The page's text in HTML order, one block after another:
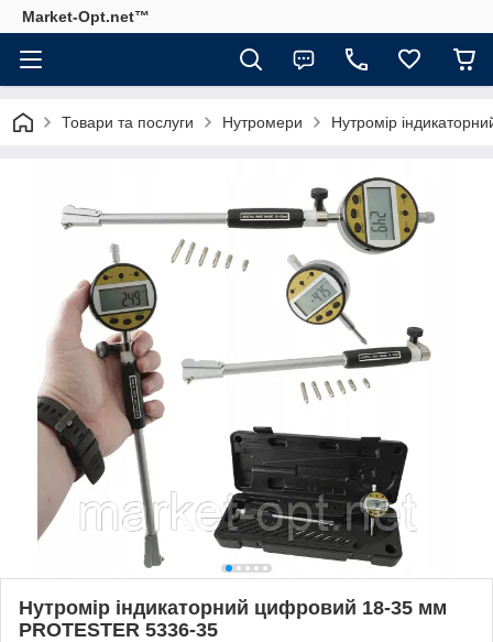
Market-Opt.net™
Товари та послуги Нутромери Нутромір
Нутромір індикаторний цифровий 18-35 мм
PROTESTER 5336-35